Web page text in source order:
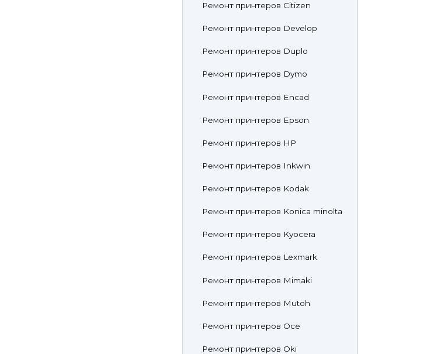
Ремонт принтеров Citizen
Ремонт принтеров Develop
Ремонт принтеров Duplo
Ремонт принтеров Dymo
Ремонт принтеров Encad
Ремонт принтеров Epson
Ремонт принтеров HP
Ремонт принтеров Inkwin
Ремонт принтеров Kodak
Ремонт принтеров Konica minolta
Ремонт принтеров Kyocera
Ремонт принтеров Lexmark
Ремонт принтеров Mimaki
Ремонт принтеров Mutoh
Ремонт принтеров Oce
Ремонт принтеров Oki